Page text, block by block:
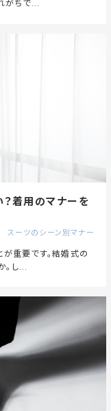
がちで...
着用のマナーを
スーツのシーン別マナー
重要です。結婚式の
し...